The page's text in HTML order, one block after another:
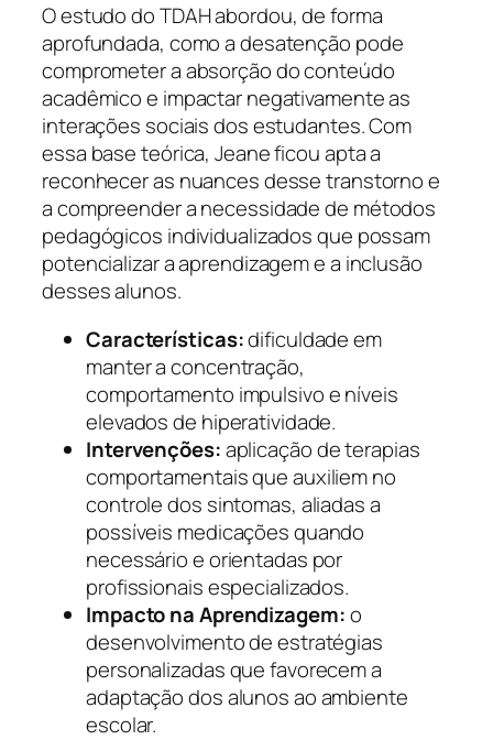
O estudo do TDAH abordou, de forma
aprofundada, como a desatenção pode
comprometer a absorção do conteúdo
acadêmico e impactar negativamente as
interações sociais dos estudantes. Com
essa base teórica, Jeane ficou apta a
reconhecer as nuances desse transtorno e
a compreender a necessidade de métodos
pedagógicos individualizados que possam
potencializar a aprendizagem e a inclusão
desses alunos.
Características:dificuldade em
manter a concentração,
comportamento impulsivo e níveis
elevados de hiperatividade.
Intervenções:aplicação de terapias
comportamentais que auxiliem no
controle dos sintomas, aliadas a
possíveis medicações quando
necessário e orientadas por
profissionais especializados.
Impacto na Aprendizagem:o
desenvolvimento de estratégias
personalizadas que favorecem a
adaptação dos alunos ao ambiente
escolar.